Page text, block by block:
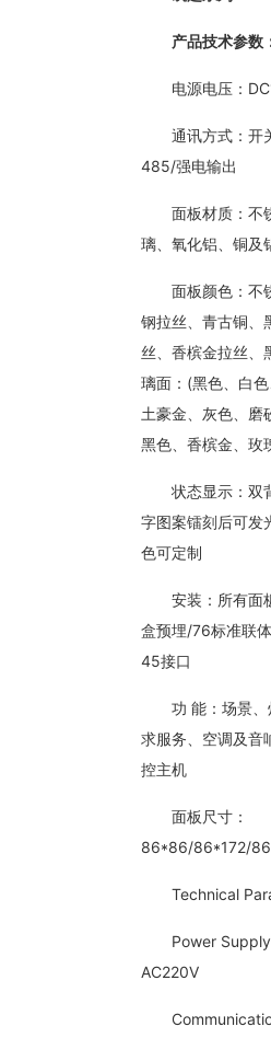
大板系列智能开关
摇杆系列智能开关
精雕系列智能开关
70款的智能开关
产品技术参数
电源电压：
通讯方式：开
485/强电输出
面板材质：不锈
璃、氧化铝、铜及
面板颜色：不锈
钢拉丝、青古铜、
丝、香槟金拉丝、
璃面：(黑色、白色
土豪金、灰色、磨
黑色、香槟金、玫
状态显示：双背
字图案镭刻后可发
色可定制
安装：所有面
盒预埋/76标准联
45接口
功 能：场景、
求服务、空调及音
控主机
面板尺寸：
86*86/86*172/
Technical
Power Supply
AC220V